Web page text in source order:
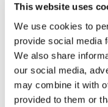
This website uses
We use cookies to
provide social media
We also share
our social media,
may combine it with
provided to them or
Articoli dedicati
Articoli dedicati a
Articoli con tips e
Articoli divertenti
In quanto di età
al trattamento dei miei
all’informativa privacy.